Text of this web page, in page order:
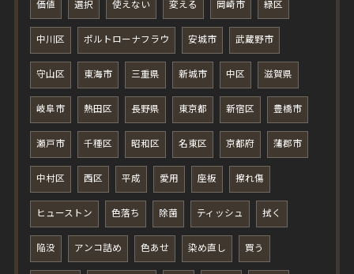
価値 選択 使えない 変える 岡崎市 緑区
中川区 ポルトローナフラウ 安城市 武蔵野市
守山区 東海市 三重県 新城市 中区 滋賀県
岐阜市 熱田区 長野県 東京都 新宿区 豊橋市
瀬戸市 千種区 昭和区 名東区 京都府 蒲郡市
中村区 西区 平成 愛用 座板 擦れ傷
ヒューストン 色落ち 除菌 ティッシュ 拭く
陥没 アンコ詰め 色あせ 染め直し 買う